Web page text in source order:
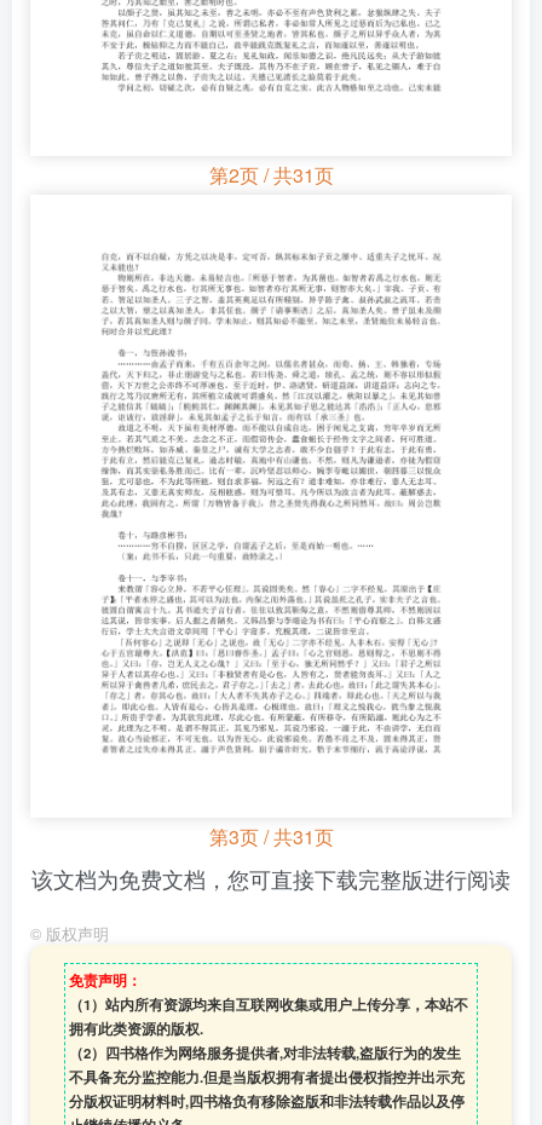
第2页 / 共31页
第3页 / 共31页
该文档为免费文档，您可直接下载完整版进行阅读
© 版权声明
免责声明：
（1）站内所有资源均来自互联网收集或用户上传分享，本站不
拥有此类资源的版权.
（2）四书格作为网络服务提供者,对非法转载,盗版行为的发生
不具备充分监控能力.但是当版权拥有者提出侵权指控并出示充
分版权证明材料时,四书格负有移除盗版和非法转载作品以及停